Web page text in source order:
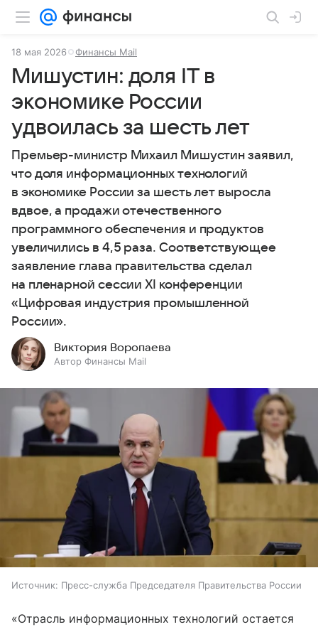
18 мая 2026 Финансы Mail
Мишустин: доля IT в
экономике России
удвоилась за шесть лет
Премьер-министр Михаил Мишустин заявил,
что доля информационных технологий
в экономике России за шесть лет выросла
вдвое, а продажи отечественного
программного обеспечения и продуктов
увеличились в 4,5 раза. Соответствующее
заявление глава правительства сделал
на пленарной сессии XI конференции
«Цифровая индустрия промышленной
России».
Виктория Воропаева
Автор Финансы Mail
Источник: Пресс-служба Председателя Правительства России
«Отрасль информационных технологий остается